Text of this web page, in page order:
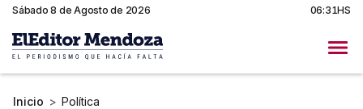
Sábado 8 de Agosto de 2026 06:31HS
Inicio > Política